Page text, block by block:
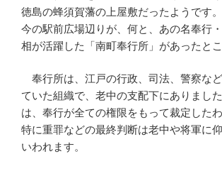
徳島の蜂須賀藩の上屋敷だったようです
今の駅前広場辺りが、何と、あの名奉行
相が活躍した「南町奉行所」があったとこ
奉行所は、江戸の行政、司法、警察な
ていた組織で、老中の支配下にありまし
は、奉行が全ての権限をもって裁定したわ
特に重罪などの最終判断は老中や将軍に
いわれます。